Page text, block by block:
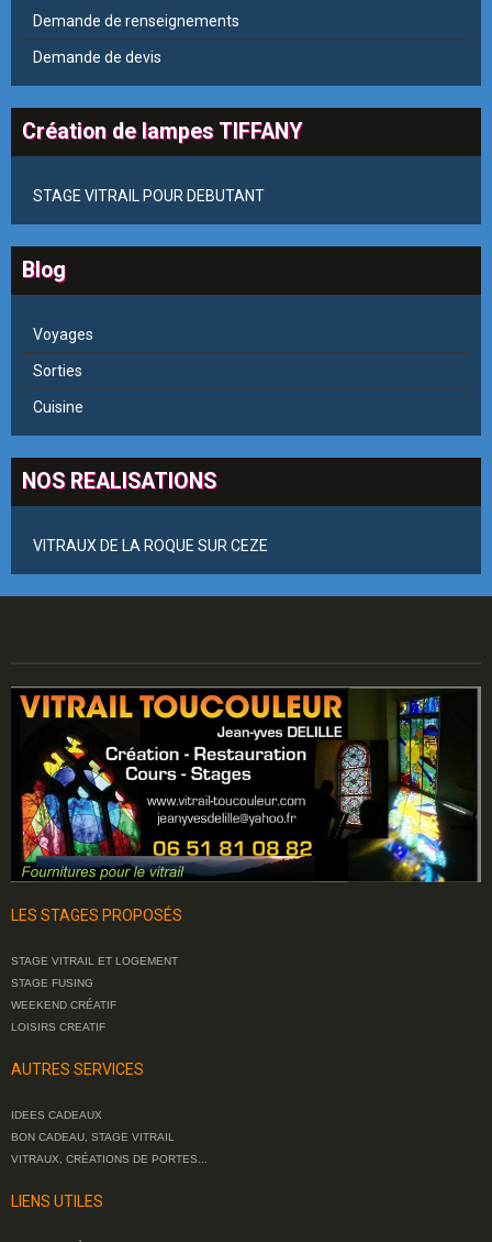
Demande de renseignements
Demande de devis
Création de lampes TIFFANY
STAGE VITRAIL POUR DEBUTANT
Blog
Voyages
Sorties
Cuisine
NOS REALISATIONS
VITRAUX DE LA ROQUE SUR CEZE
LES STAGES PROPOSÉS
STAGE VITRAIL ET LOGEMENT
STAGE FUSING
WEEKEND CRÉATIF
LOISIRS CREATIF
AUTRES SERVICES
IDEES CADEAUX
BON CADEAU, STAGE VITRAIL
VITRAUX, CRÉATIONS DE PORTES...
LIENS UTILES